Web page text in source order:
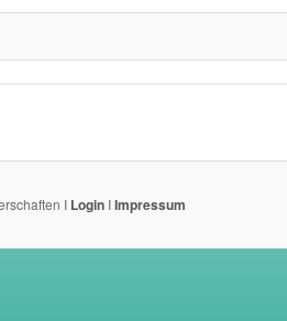
I LoginIImpressum